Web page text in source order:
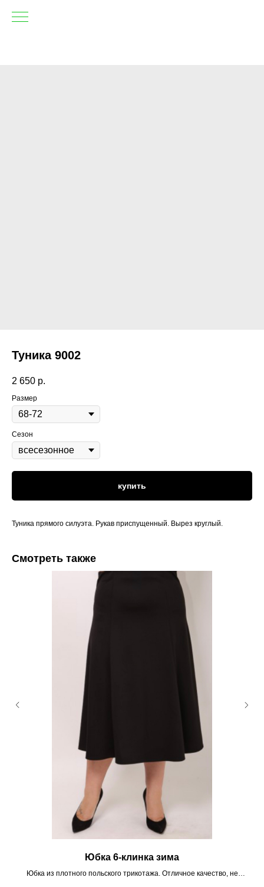
Туника 9002
2 650 р.
Размер
Сезон
купить
Туника прямого силуэта. Рукав приспущенный. Вырез круглый.
Смотреть также
Юбка 6-клинка зима
Юбка из плотного польского трикотажа. Отличное качество, не